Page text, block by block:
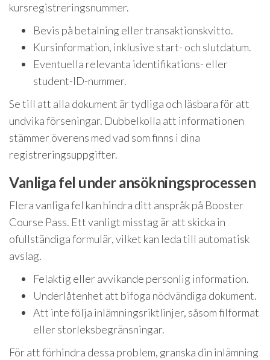
kursregistreringsnummer.
Bevis på betalning eller transaktionskvitto.
Kursinformation, inklusive start- och slutdatum.
Eventuella relevanta identifikations- eller
student-ID-nummer.
Se till att alla dokument är tydliga och läsbara för att
undvika förseningar. Dubbelkolla att informationen
stämmer överens med vad som finns i dina
registreringsuppgifter.
Vanliga fel under ansökningsprocessen
Flera vanliga fel kan hindra ditt anspråk på Booster
Course Pass. Ett vanligt misstag är att skicka in
ofullständiga formulär, vilket kan leda till automatisk
avslag.
Felaktig eller avvikande personlig information.
Underlåtenhet att bifoga nödvändiga dokument.
Att inte följa inlämningsriktlinjer, såsom filformat
eller storleksbegränsningar.
För att förhindra dessa problem, granska din inlämning